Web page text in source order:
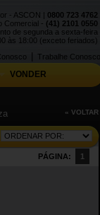
- ASCON | 0800 723 4762
Comercial - (41) 2101 0550
de segunda a sexta-feira
às 18:00 (exceto feriados)
Trabalhe Conosco
VONDER
« VOLTAR
PÁGINA: 1